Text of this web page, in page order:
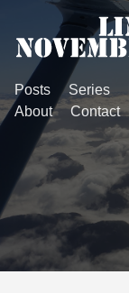
Posts Series
About
Contact